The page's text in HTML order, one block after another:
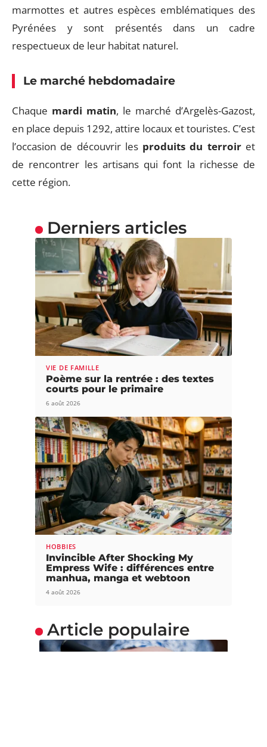
marmottes et autres espèces emblématiques des
Pyrénées y sont présentés dans un cadre
respectueux de leur habitat naturel.
Le marché hebdomadaire
Chaque mardi matin, le marché d’Argelès-Gazost,
en place depuis 1292, attire locaux et touristes. C’est
l’occasion de découvrir les produits du terroiret
de rencontrer les artisans qui font la richesse de
cette région.
Derniers articles
VIE DE FAMILLE
Poème sur la rentrée : des textes
courts pour le primaire
6 août 2026
HOBBIES
Invincible After Shocking My
Empress Wife : différences entre
manhua, manga et webtoon
4 août 2026
Article populaire